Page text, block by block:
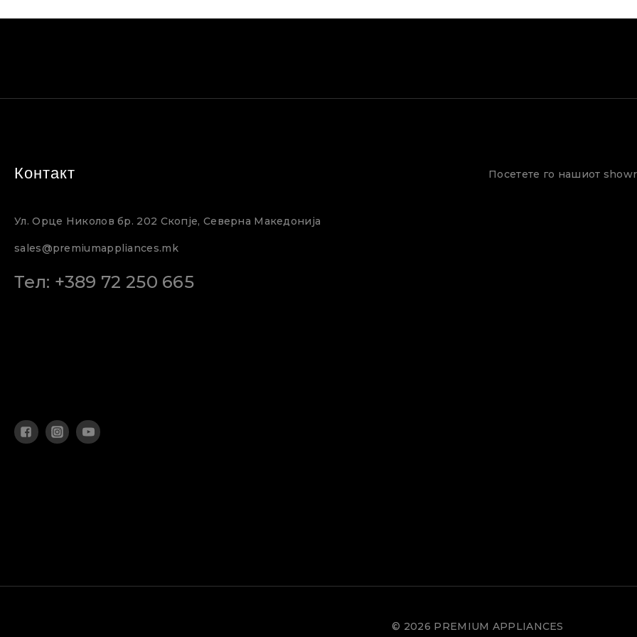
Контакт
Ул. Орце Николов бр. 202 Скопје, Северна Македонија
sales@premiumappliances.mk
Тел: +389 72 250 665
Посетете го нашиот
© 2026 PREMIUM APPLIANCES